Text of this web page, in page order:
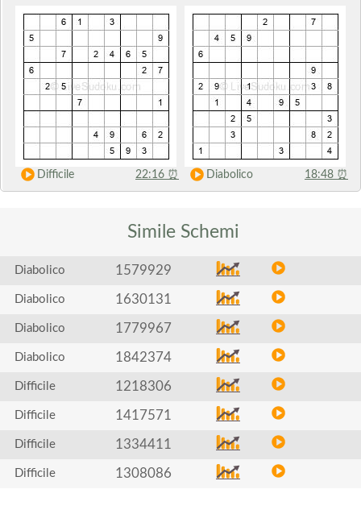
Difficile 22:16 ⏰ Diabolico 18:48 ⏰
Simile Schemi
Diabolico 1579929
Diabolico 1630131
Diabolico 1779967
Diabolico 1842374
Difficile 1218306
Difficile 1417571
Difficile 1334411
Difficile 1308086